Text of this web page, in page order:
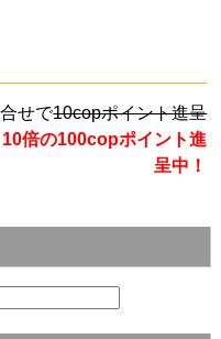
せで10copポイント進呈
倍の100copポイント進
呈中！